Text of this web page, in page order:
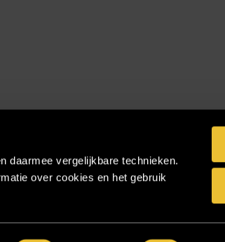
daarmee vergelijkbare technieken.
over cookies en het gebruik